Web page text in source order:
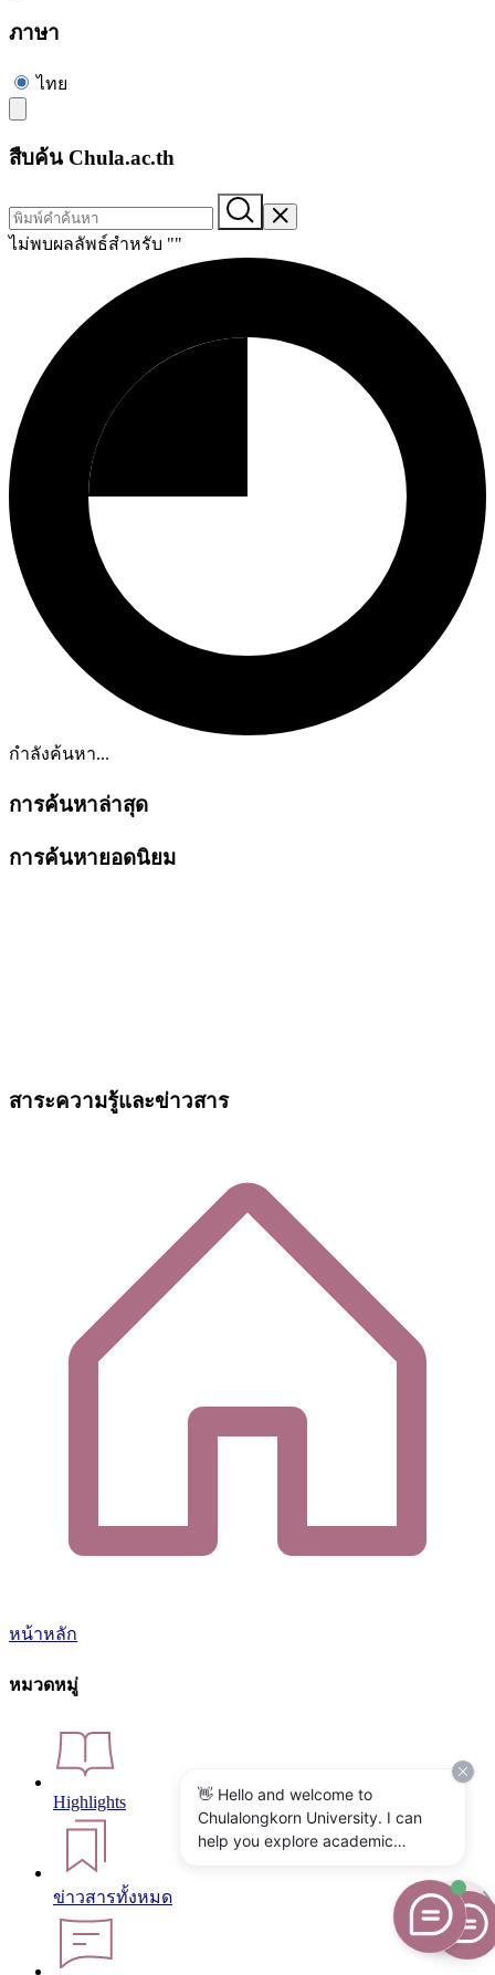
ภาษา
ไทย
สืบค้น Chula.ac.th
ไม่พบผลลัพธ์สำหรับ ""
กำลังค้นหา...
การค้นหาล่าสุด
การค้นหายอดนิยม
สาระความรู้และข่าวสาร
หน้าหลัก
หมวดหมู่
Highlights
ข่าวสารทั้งหมด
👋 Hello and welcome to
Chulalongkorn University. I can
help you explore academic